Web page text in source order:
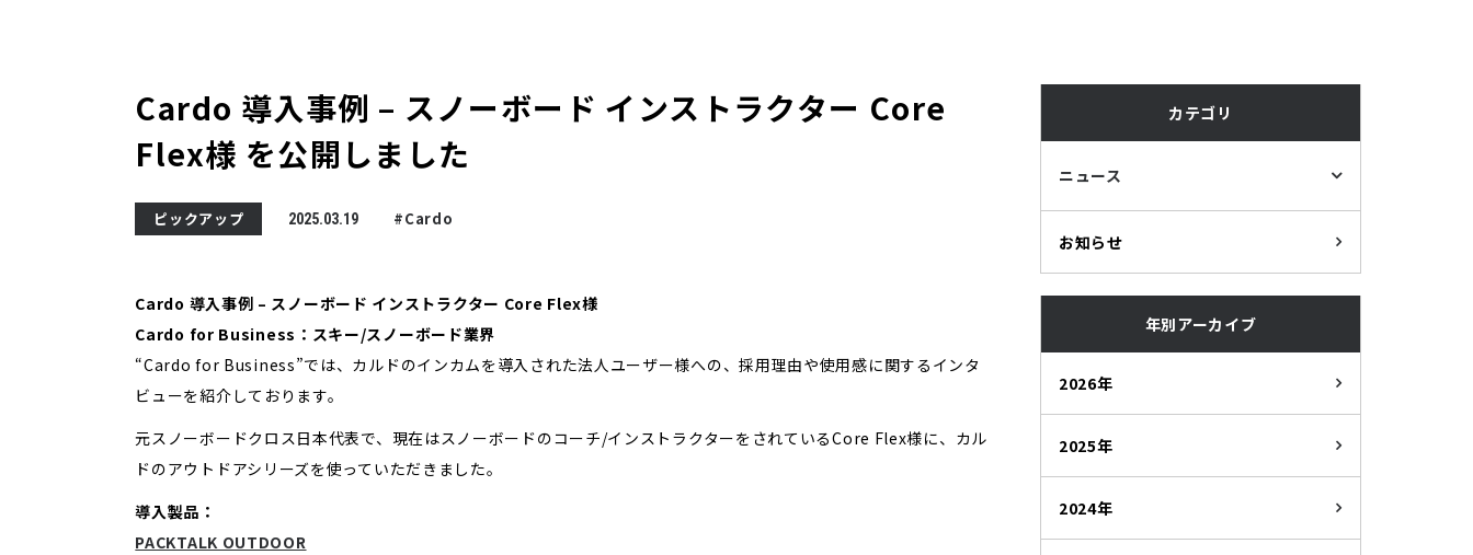
Cardo 導入事例 – スノーボード インストラクター Core
Flex様 を公開しました
ピックアップ 2025.03.19 #Cardo
Cardo 導入事例 – スノーボード インストラクター Core Flex様
Cardo for Business：スキー/スノーボード業界
“Cardo for Business”では、カルドのインカムを導入された法人ユーザー様への、採用理由や使用感に関するインタ
ビューを紹介しております。
元スノーボードクロス日本代表で、現在はスノーボードのコーチ/インストラクターをされているCore Flex様に、カル
ドのアウトドアシリーズを使っていただきました。
導入製品：
PACKTALK OUTDOOR
カテゴリ
ニュース
お知らせ
年別アーカイブ
2026年
2025年
2024年